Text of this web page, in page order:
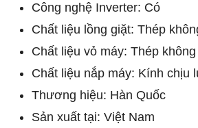
Công nghệ Inverter: Có
Chất liệu lồng giặt: Thép
Chất liệu vỏ máy: Thép
Chất liệu nắp máy: Kính chịu
Thương hiệu: Hàn Quốc
Sản xuất tại: Việt Nam